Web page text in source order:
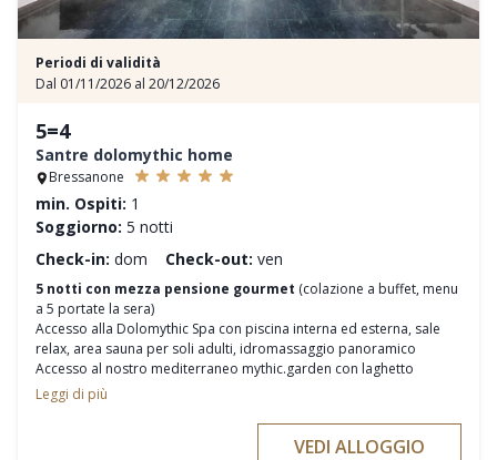
Periodi di validità
Dal 01/11/2026 al 20/12/2026
5=4
Santre dolomythic home
Bressanone
min. Ospiti: 1
Soggiorno: 5 notti
Check-in: dom Check-out: ven
5 notti con mezza pensione gourmet (colazione a buffet, menu
a 5 portate la sera)
Accesso alla Dolomythic Spa con piscina interna ed esterna, sale
relax, area sauna per soli adulti, idromassaggio panoramico
Accesso al nostro mediterraneo mythic.garden con laghetto
naturale – ideale per i bagni di ghiaccio durante i mesi invernali
bar.67 con camino aperto, biliardo, vari cocktail, birre e snack
Ristorante soleggiato e terrazza panoramica con vista spettacolare
Attività ed esperienze guidate giornaliere per gli appassionati di
Leggi di più
VEDI ALLOGGIO